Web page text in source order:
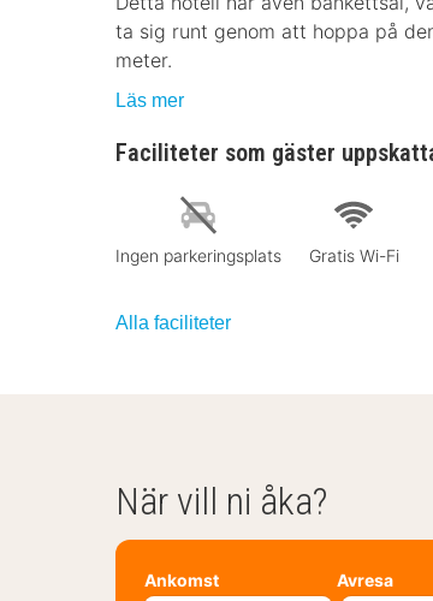
ta sig runt genom att hoppa på
meter.
Läs mer
Faciliteter som gäster
Ingen parkeringsplats Gratis Wi-Fi
Alla faciliteter
När vill ni åka?
Ankomst Avresa